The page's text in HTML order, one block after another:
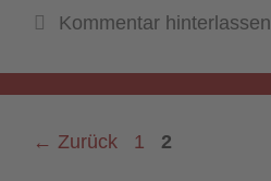
Kommentar hinterlassen
← Zurück Seite
1 Seite
2